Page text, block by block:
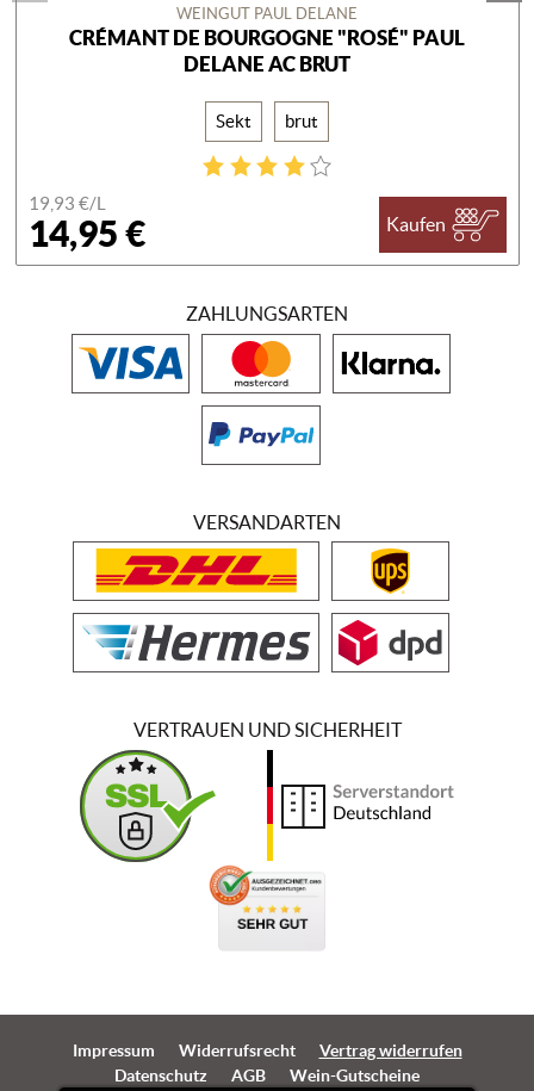
WEINGUT PAUL DELANE
CRÉMANT DE BOURGOGNE "ROSÉ" PAUL
DELANE AC BRUT
Sekt brut
19,93 €/L
14,95 € Kaufen
ZAHLUNGSARTEN
VERSANDARTEN
VERTRAUEN UND SICHERHEIT
Impressum Widerrufsrecht
Vertrag widerrufen
Datenschutz
AGB Wein-Gutscheine